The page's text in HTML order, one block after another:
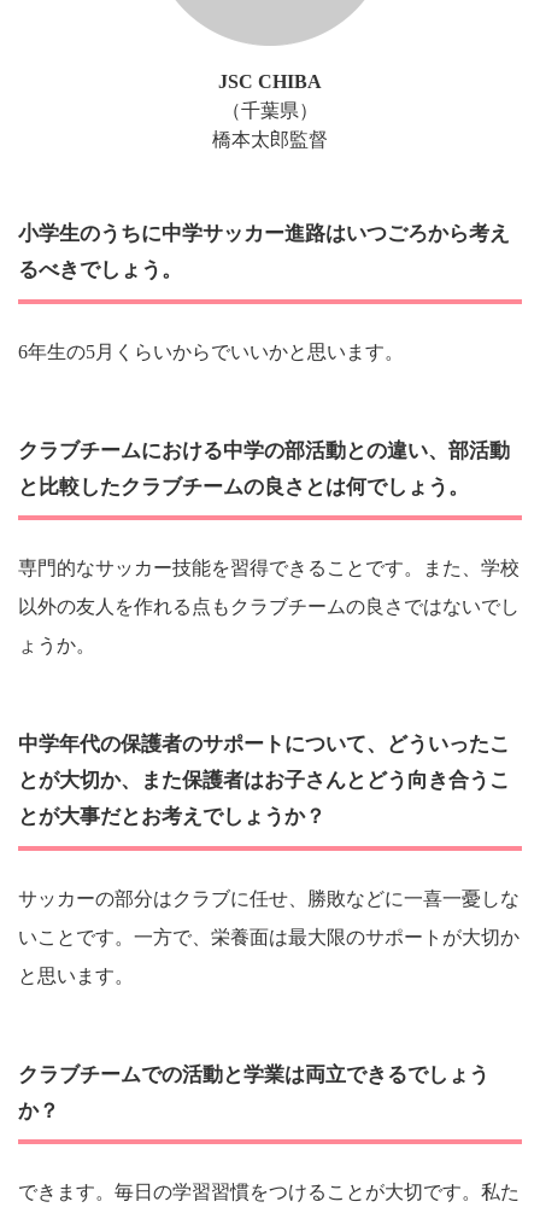
JSC CHIBA
（千葉県）
橋本太郎監督
小学生のうちに中学サッカー進路はいつごろから考え
るべきでしょう。
6年生の5月くらいからでいいかと思います。
クラブチームにおける中学の部活動との違い、部活動
と比較したクラブチームの良さとは何でしょう。
専門的なサッカー技能を習得できることです。また、学校
以外の友人を作れる点もクラブチームの良さではないでし
ょうか。
中学年代の保護者のサポートについて、どういったこ
とが大切か、また保護者はお子さんとどう向き合うこ
とが大事だとお考えでしょうか？
サッカーの部分はクラブに任せ、勝敗などに一喜一憂しな
いことです。一方で、栄養面は最大限のサポートが大切か
と思います。
クラブチームでの活動と学業は両立できるでしょう
か？
できます。毎日の学習習慣をつけることが大切です。私た